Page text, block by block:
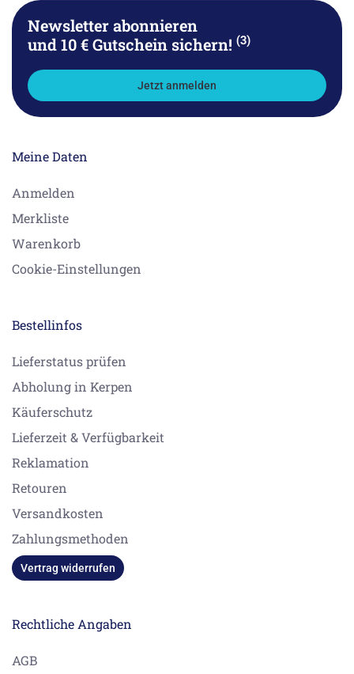
Newsletter abonnieren
und 10 € Gutschein sichern! (3)
Jetzt anmelden
Meine Daten
Anmelden
Merkliste
Warenkorb
Cookie-Einstellungen
Bestellinfos
Lieferstatus prüfen
Abholung in Kerpen
Käuferschutz
Lieferzeit & Verfügbarkeit
Reklamation
Retouren
Versandkosten
Zahlungsmethoden
Vertrag widerrufen
Rechtliche Angaben
AGB